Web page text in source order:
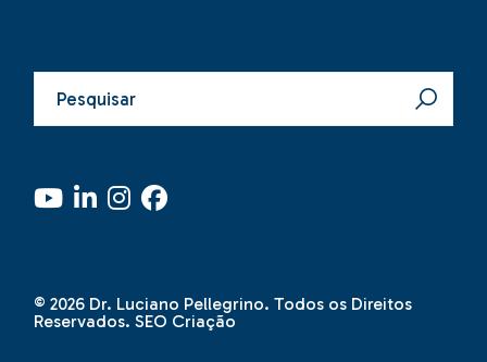
por:
© 2026 Dr. Luciano Pellegrino. Todos os Direitos
Reservados.SEO Criação